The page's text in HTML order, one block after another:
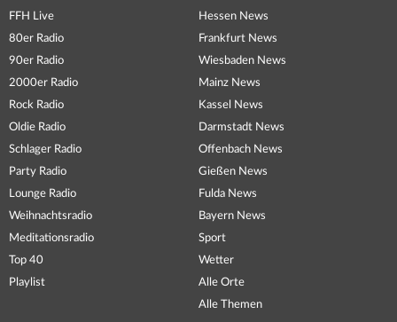
FFH Live
80er Radio
90er Radio
2000er Radio
Rock Radio
Oldie Radio
Schlager Radio
Party Radio
Lounge Radio
Weihnachtsradio
Meditationsradio
Top 40
Playlist
Hessen News
Frankfurt News
Wiesbaden News
Mainz News
Kassel News
Darmstadt News
Offenbach News
Gießen News
Fulda News
Bayern News
Sport
Wetter
Alle Orte
Alle Themen